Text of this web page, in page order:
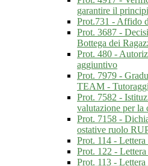
garantire il
Prot.731 - Affido
Prot. 3687 -
Bottega dei
Prot. 480 -
aggiuntivo
Prot. 7979 -
TEAM -
Prot. 7582 -
valutazione per
Prot. 7158 -
ostative ruolo
Prot. 114 -
Prot. 122 -
Prot. 113 -